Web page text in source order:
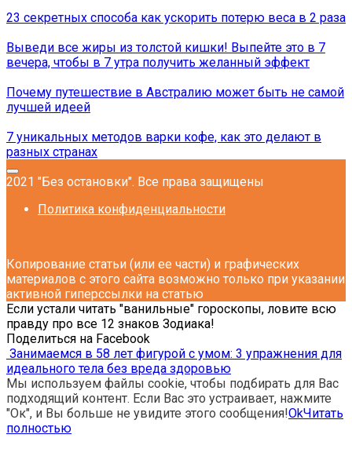
23 секретных способа как ускорить потерю веса в 2 раза
Выведи все жиры из толстой кишки! Выпейте это в 7
вечера, чтобы в 7 утра получить желанный эффект
Почему путешествие в Австралию может быть не самой
лучшей идеей
7 уникальных методов варки кофе, как это делают в
разных странах
2021 "Без остановки". Все права защищены
Политика конфиденциальности
Копирование статьи (или ее части) и графических
материалов с этого сайта возможно только при указании
активной гиперссылки на статью
Если устали читать ″ванильные″ гороскопы, ловите всю
правду про все 12 знаков Зодиака!
Поделиться на Facebook
Занимаемся в 58 лет фигурой с умом: 3 упражнения для
идеального тела без вреда здоровью
Мы используем файлы cookie, чтобы подбирать для Вас
подходящий контент. Если Вас это устраивает, нажмите
"Ок", и Вы больше не увидите этого сообщения!OkЧитать
полностью